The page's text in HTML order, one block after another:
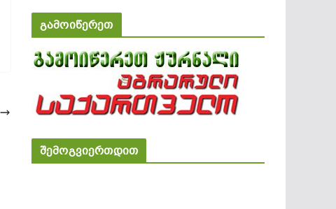
გამოიწერეთ
შემოგვიერთდით